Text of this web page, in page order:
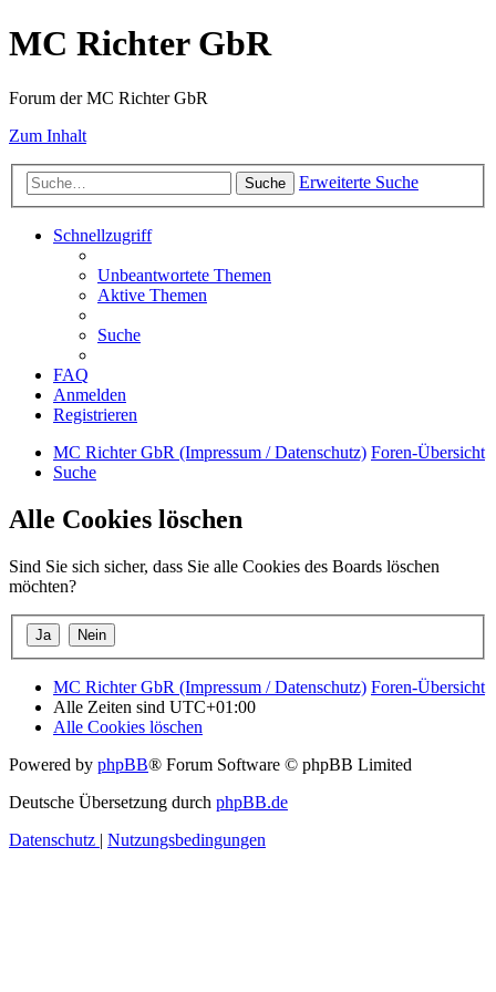
MC Richter GbR
Forum der MC Richter GbR
Zum Inhalt
Suche Erweiterte Suche
Schnellzugriff
Unbeantwortete Themen
Aktive Themen
Suche
FAQ
Anmelden
Registrieren
MC Richter GbR (Impressum / Datenschutz) Foren-Übersicht
Suche
Alle Cookies löschen
Sind Sie sich sicher, dass Sie alle Cookies des Boards löschen
möchten?
MC Richter GbR (Impressum / Datenschutz) Foren-Übersicht
Alle Zeiten sind UTC+01:00
Alle Cookies löschen
Powered by phpBB® Forum Software © phpBB Limited
Deutsche Übersetzung durch phpBB.de
Datenschutz | Nutzungsbedingungen